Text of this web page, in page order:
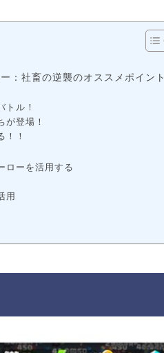
：社畜の逆襲のオススメポイント
ル！
登場！
！！
ローを活用する
用